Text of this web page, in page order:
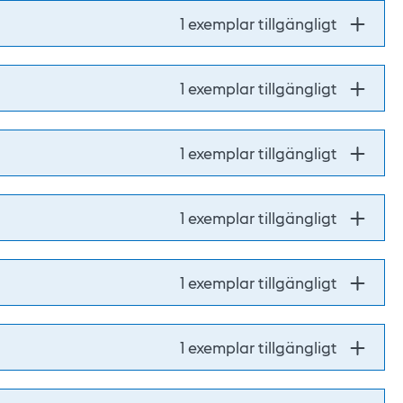
1 exemplar tillgängligt
1 exemplar tillgängligt
1 exemplar tillgängligt
1 exemplar tillgängligt
1 exemplar tillgängligt
1 exemplar tillgängligt